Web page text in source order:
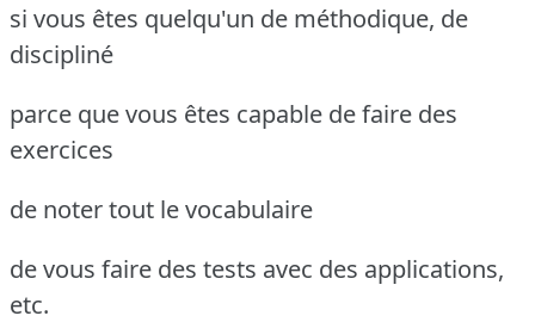
si vous êtes quelqu'un de méthodique, de
discipliné
parce que vous êtes capable de faire des
exercices
de noter tout le vocabulaire
de vous faire des tests avec des applications,
etc.